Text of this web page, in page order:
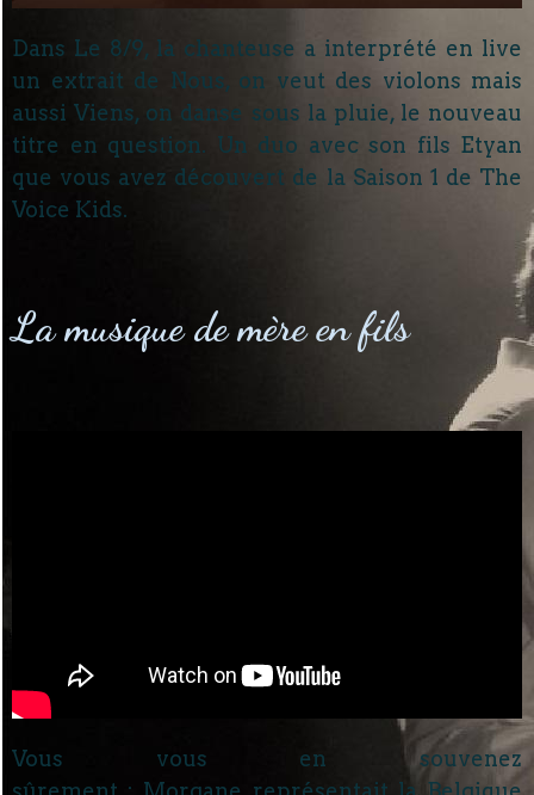
Dans Le 8/9, la chanteuse a interprété en live
un extrait de Nous, on veut des violons mais
aussi Viens, on danse sous la pluie, le nouveau
titre en question. Un duo avec son fils Etyan
que vous avez découvert de la Saison 1 de The
Voice Kids.
La musique de mère en fils
Vous vous en souvenez